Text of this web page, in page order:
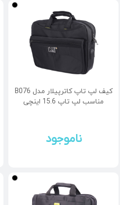
کیف لپ تاپ کاترپیلار مدل B076
مناسب لپ تاپ 15.6 اینچی
ناموجود